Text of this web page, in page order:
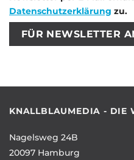
Datenschutzerklärung zu.
Bitte lasse dieses Feld leer.
Bitte lasse dieses Feld leer.
KNALLBLAUMEDIA - DIE
Nagelsweg 24B
20097 Hamburg